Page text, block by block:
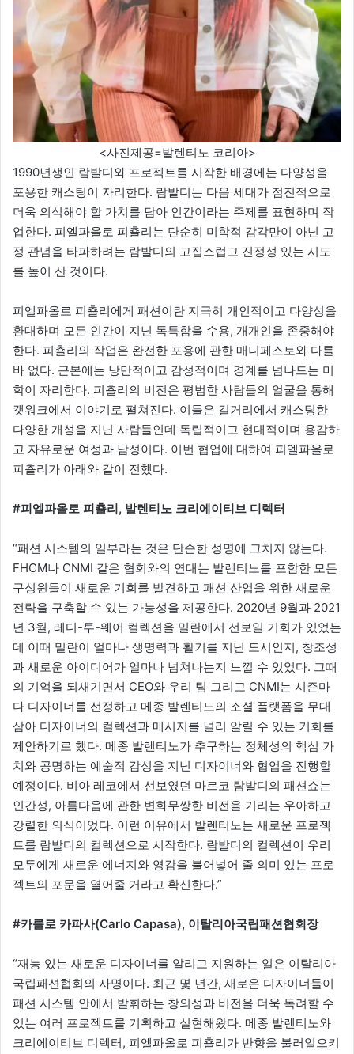
<사진제공=발렌티노 코리아>
1990년생인 람발디와 프로젝트를 시작한 배경에는 다양성을
포용한 캐스팅이 자리한다. 람발디는 다음 세대가 점진적으로
더욱 의식해야 할 가치를 담아 인간이라는 주제를 표현하며 작
업한다. 피엘파올로 피춀리는 단순히 미학적 감각만이 아닌 고
정 관념을 타파하려는 람발디의 고집스럽고 진정성 있는 시도
를 높이 산 것이다.
피엘파올로 피춀리에게 패션이란 지극히 개인적이고 다양성을
환대하며 모든 인간이 지닌 독특함을 수용, 개개인을 존중해야
한다. 피춀리의 작업은 완전한 포용에 관한 매니페스토와 다를
바 없다. 근본에는 낭만적이고 감성적이며 경계를 넘나드는 미
학이 자리한다. 피춀리의 비전은 평범한 사람들의 얼굴을 통해
캣워크에서 이야기로 펼쳐진다. 이들은 길거리에서 캐스팅한
다양한 개성을 지닌 사람들인데 독립적이고 현대적이며 용감하
고 자유로운 여성과 남성이다. 이번 협업에 대하여 피엘파올로
피춀리가 아래와 같이 전했다.
#피엘파올로 피춀리, 발렌티노 크리에이티브 디렉터
“패션 시스템의 일부라는 것은 단순한 성명에 그치지 않는다.
FHCM나 CNMI 같은 협회와의 연대는 발렌티노를 포함한 모든
구성원들이 새로운 기회를 발견하고 패션 산업을 위한 새로운
전략을 구축할 수 있는 가능성을 제공한다. 2020년 9월과 2021
년 3월, 레디-투-웨어 컬렉션을 밀란에서 선보일 기회가 있었는
데 이때 밀란이 얼마나 생명력과 활기를 지닌 도시인지, 창조성
과 새로운 아이디어가 얼마나 넘쳐나는지 느낄 수 있었다. 그때
의 기억을 되새기면서 CEO와 우리 팀 그리고 CNMI는 시즌마
다 디자이너를 선정하고 메종 발렌티노의 소셜 플랫폼을 무대
삼아 디자이너의 컬렉션과 메시지를 널리 알릴 수 있는 기회를
제안하기로 했다. 메종 발렌티노가 추구하는 정체성의 핵심 가
치와 공명하는 예술적 감성을 지닌 디자이너와 협업을 진행할
예정이다. 비아 레코에서 선보였던 마르코 람발디의 패션쇼는
인간성, 아름다움에 관한 변화무쌍한 비전을 기리는 우아하고
강렬한 의식이었다. 이런 이유에서 발렌티노는 새로운 프로젝
트를 람발디의 컬렉션으로 시작한다. 람발디의 컬렉션이 우리
모두에게 새로운 에너지와 영감을 불어넣어 줄 의미 있는 프로
젝트의 포문을 열어줄 거라고 확신한다.”
#카를로 카파사(Carlo Capasa), 이탈리아국립패션협회장
“재능 있는 새로운 디자이너를 알리고 지원하는 일은 이탈리아
국립패션협회의 사명이다. 최근 몇 년간, 새로운 디자이너들이
패션 시스템 안에서 발휘하는 창의성과 비전을 더욱 독려할 수
있는 여러 프로젝트를 기획하고 실현해왔다. 메종 발렌티노와
크리에이티브 디렉터, 피엘파올로 피춀리가 반향을 불러일으키